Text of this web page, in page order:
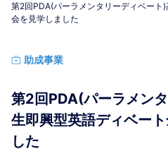
第2回PDA(パーラメンタリーディベート
会を見学しました
助成事業
第2回PDA(パーラメン
生即興型英語ディベー
した